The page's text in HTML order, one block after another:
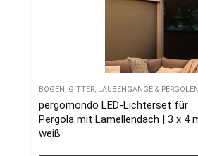
BÖGEN, GITTER, LAUBENGÄNGE & PERGOLEN
pergomondo LED-Lichterset für
Pergola mit Lamellendach | 3 x 4
weiß